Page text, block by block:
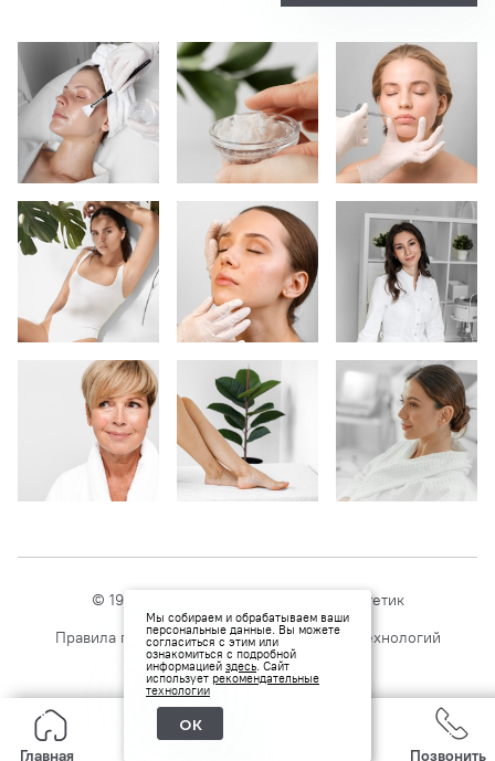
Главная Позвонить
© 1999 — 2026 Клиника молодости
Эстетик
Политика конфиденциальности
Правила применения рекомендательных технологий
Оператор - 10-0103940
Мы собираем и обрабатываем ваши
персональные данные. Вы можете
согласиться с этим или
ознакомиться с подробной
информацией здесь. Сайт
использует рекомендательные
технологии
ок